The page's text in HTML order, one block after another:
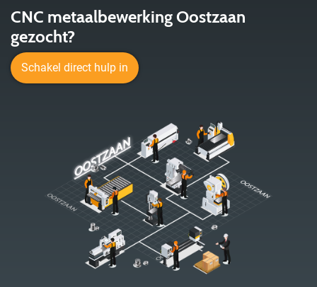
CNC metaalbewerking Oostzaan
gezocht?
Schakel direct hulp in